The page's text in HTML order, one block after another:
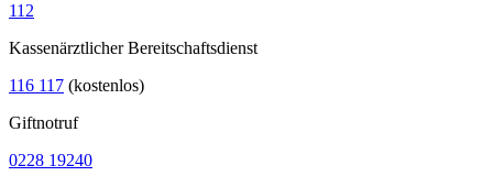
112
Kassenärztlicher Bereitschaftsdienst
116 117 (kostenlos)
Giftnotruf
0228 19240